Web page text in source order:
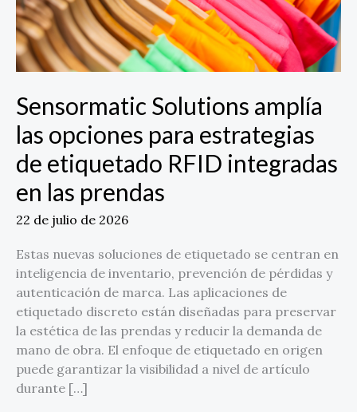
Sensormatic Solutions amplía
las opciones para estrategias
de etiquetado RFID integradas
en las prendas
22 de julio de 2026
Estas nuevas soluciones de etiquetado se centran en
inteligencia de inventario, prevención de pérdidas y
autenticación de marca. Las aplicaciones de
etiquetado discreto están diseñadas para preservar
la estética de las prendas y reducir la demanda de
mano de obra. El enfoque de etiquetado en origen
puede garantizar la visibilidad a nivel de artículo
durante […]
etiquetado
RFID
integradas
en
prendas